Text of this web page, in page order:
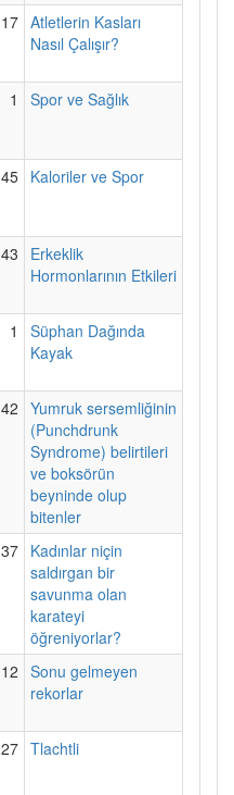
17 Atletlerin Kasları
Nasıl Çalışır?
1 Spor ve Sağlık
45 Kaloriler ve Spor
43
Erkeklik
Hormonlarının Etkileri
1
Süphan Dağında
Kayak
42 Yumruk sersemliğinin
(Punchdrunk
Syndrome) belirtileri
ve boksörün
beyninde olup
bitenler
37 Kadınlar niçin
saldırgan bir
savunma olan
karateyi
öğreniyorlar?
12 Sonu gelmeyen
rekorlar
27 Tlachtli